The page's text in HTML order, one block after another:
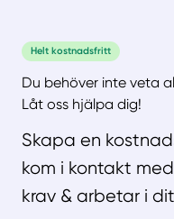
Helt kostnadsfritt
Du behöver inte veta
Låt oss hjälpa dig!
Skapa en
kom i kontakt
krav & arbetar i